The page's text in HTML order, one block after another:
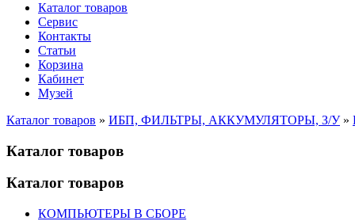
Каталог товаров
Сервис
Контакты
Статьи
Корзина
Кабинет
Музей
Каталог товаров » ИБП, ФИЛЬТРЫ, АККУМУЛЯТОРЫ, З/У»
Каталог товаров
Каталог товаров
КОМПЬЮТЕРЫ В СБОРЕ